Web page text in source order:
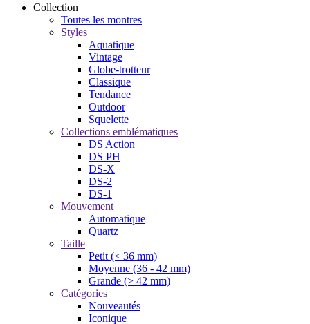
Collection
Toutes les montres
Styles
Aquatique
Vintage
Globe-trotteur
Classique
Tendance
Outdoor
Squelette
Collections emblématiques
DS Action
DS PH
DS-X
DS-2
DS-1
Mouvement
Automatique
Quartz
Taille
Petit (< 36 mm)
Moyenne (36 - 42 mm)
Grande (> 42 mm)
Catégories
Nouveautés
Iconique